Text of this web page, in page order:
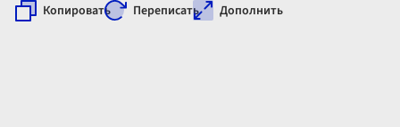
Копировать Переписать Дополнить